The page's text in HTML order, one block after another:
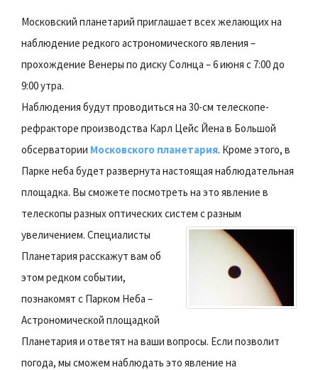
Московский планетарий приглашает всех желающих на
наблюдение редкого астрономического явления –
прохождение Венеры по диску Солнца – 6 июня с 7:00 до
9:00 утра.
Наблюдения будут проводиться на 30-см телескопе-
рефракторе производства Карл Цейс Йена в Большой
обсерватории Московского планетария. Кроме этого, в
Парке неба будет развернута настоящая наблюдательная
площадка. Вы сможете посмотреть на это явление в
телескопы разных оптических систем с разным
увеличением. Специалисты
Планетария расскажут вам об
этом редком событии,
познакомят с Парком Неба –
Астрономической площадкой
Планетария и ответят на ваши вопросы. Если позволит
погода, мы сможем наблюдать это явление на